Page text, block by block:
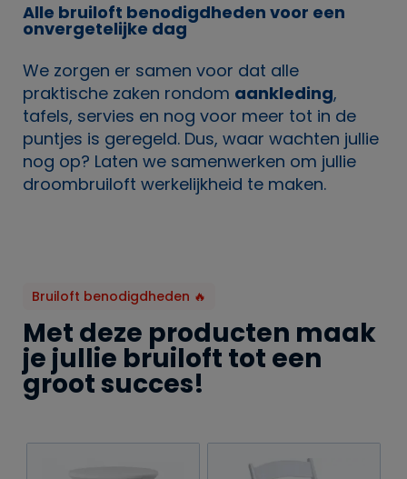
Alle bruiloft benodigdheden voor een
onvergetelijke dag
We zorgen er samen voor dat alle
praktische zaken rondom aankleding,
tafels, servies en nog voor meer tot in de
puntjes is geregeld. Dus, waar wachten jullie
nog op? Laten we samenwerken om jullie
droombruiloft werkelijkheid te maken.
Bruiloft benodigdheden 🔥
Met deze producten maak
je jullie bruiloft tot een
groot succes!